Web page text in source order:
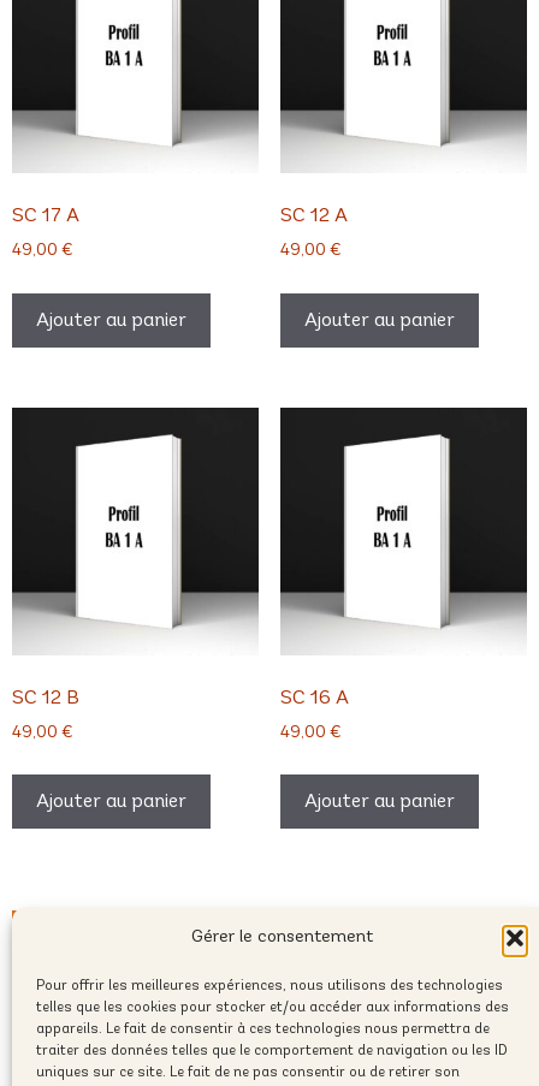
Gérer le consentement
Pour offrir les meilleures expériences, nous utilisons des technologies
telles que les cookies pour stocker et/ou accéder aux informations des
appareils. Le fait de consentir à ces technologies nous permettra de
traiter des données telles que le comportement de navigation ou les ID
uniques sur ce site. Le fait de ne pas consentir ou de retirer son
SC 17 A
49,00 €
Ajouter au panier
SC 12 A
49,00 €
Ajouter au panier
SC 12 B
49,00 €
Ajouter au panier
SC 16 A
49,00 €
Ajouter au panier